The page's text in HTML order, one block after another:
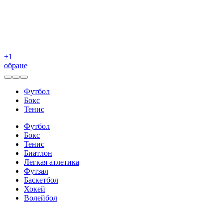
+1
обране
Футбол
Бокс
Тенис
Футбол
Бокс
Тенис
Биатлон
Легкая атлетика
Футзал
Баскетбол
Хокей
Волейбол